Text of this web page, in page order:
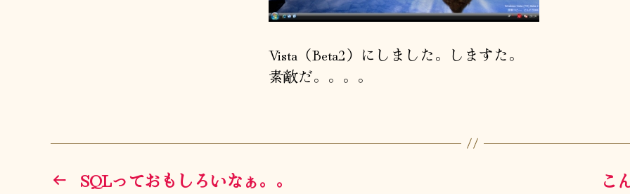
Vista（Beta2）にしました。しますた。
素敵だ。。。。
← SQLっておもしろいなぁ。。 こ